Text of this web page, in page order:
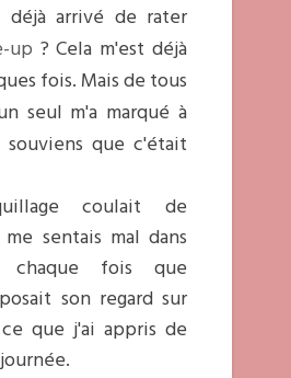
déjà arrivé de rater
up ? Cela m'est déjà
fois. Mais de tous
seul m'a marqué à
que c'était
coulait de
sentais mal dans
chaque fois que
son regard sur
que j'ai appris de